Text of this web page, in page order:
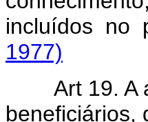
incluídos no
1977)
Art 19. A
beneficiários,